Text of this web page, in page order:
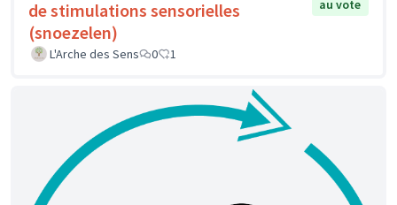
de stimulations sensorielles
(snoezelen)
au vote
L'Arche des Sens 0 1